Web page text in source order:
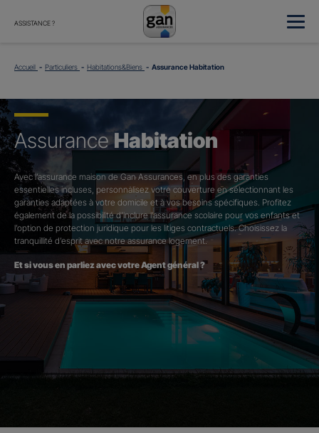
ASSISTANCE ?
Accueil Particuliers Habitations&Biens Assurance Habitation
AssuranceHabitation
Avec l’assurance maison de Gan Assurances, en plus des garanties
essentielles incluses, personnalisez votre couverture en sélectionnant les
garanties adaptées à votre domicile et à vos besoins spécifiques. Profitez
également de la possibilité d’inclure l’assurance scolaire pour vos enfants et
l’option de protection juridique pour les litiges contractuels. Choisissez la
tranquillité d’esprit avec notre assurance logement.
Et si vous en parliez avec votre Agent général ?